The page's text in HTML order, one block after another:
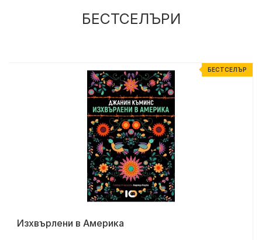
БЕСТСЕЛЪРИ
БЕСТСЕЛЪР
Изхвърлени в Америка